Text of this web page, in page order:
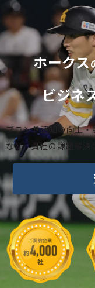
ホークス
ビジネ
ブランド認知の向上
など、貴社の課題解